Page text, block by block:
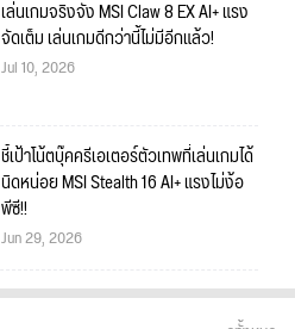
เล่นเกมจริงจัง MSI Claw 8 EX AI+ แรง
จัดเต็ม เล่นเกมดีกว่านี้ไม่มีอีกแล้ว!
Jul 10, 2026
ชี้เป้าโน้ตบุ๊คครีเอเตอร์ตัวเทพที่เล่นเกมได้
นิดหน่อย MSI Stealth 16 AI+ แรงไม่ง้อ
พีซี!!
Jun 29, 2026